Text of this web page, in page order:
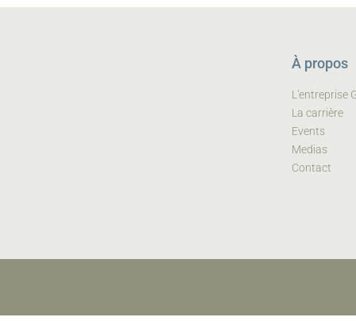
À propos
L'entreprise
La carrière
Events
Medias
Contact